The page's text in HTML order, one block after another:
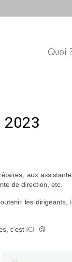
Quoi
2023
aux
de direction, etc.
les
c’est ICI 😉